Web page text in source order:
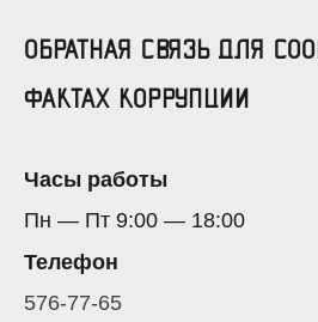
ОБРАТНАЯ СВЯЗЬ ДЛЯ
ФАКТАХ КОРРУПЦИИ
Часы работы
Пн — Пт 9:00 — 18:00
Телефон
576-77-65